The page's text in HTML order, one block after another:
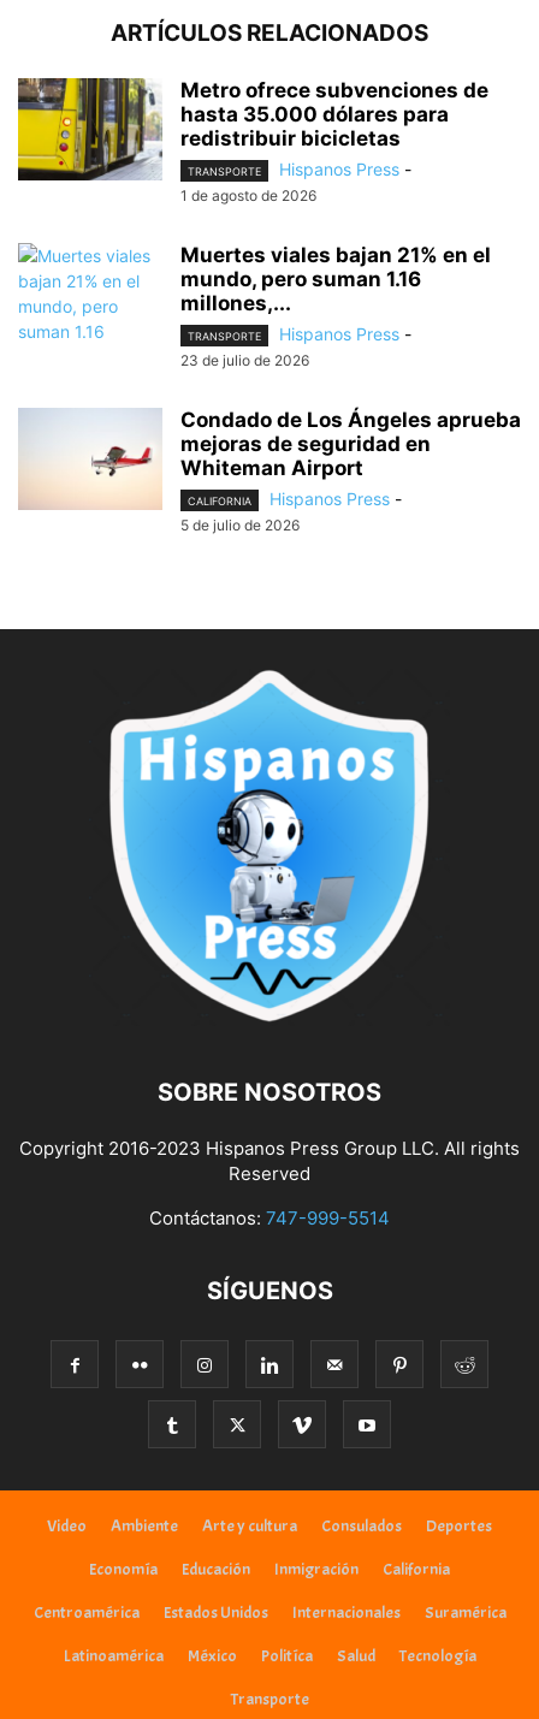
ARTÍCULOS RELACIONADOS
Metro ofrece subvenciones de
hasta 35.000 dólares para
redistribuir bicicletas
TRANSPORTE Hispanos Press -
1 de agosto de 2026
Muertes viales bajan 21% en el
mundo, pero suman 1.16
millones,...
TRANSPORTE Hispanos Press -
23 de julio de 2026
Condado de Los Ángeles aprueba
mejoras de seguridad en
Whiteman Airport
CALIFORNIA Hispanos Press -
5 de julio de 2026
SOBRE NOSOTROS
Copyright 2016-2023 Hispanos Press Group LLC. All rights
Reserved
Contáctanos: 747-999-5514
SÍGUENOS
Video Ambiente Arte y cultura Consulados Deportes
Economía Educación Inmigración California
Centroamérica Estados Unidos Internacionales Suramérica
Latinoamérica México Politíca Salud Tecnología
Transporte